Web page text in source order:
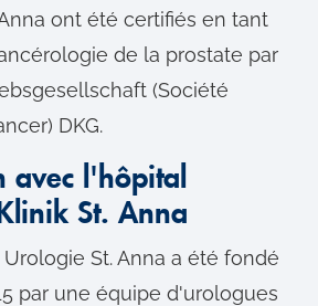
ont été certifiés en tant
de la prostate par
(Société
DKG.
avec l'hôpital
St. Anna
St. Anna a été fondé
par une équipe d'urologues